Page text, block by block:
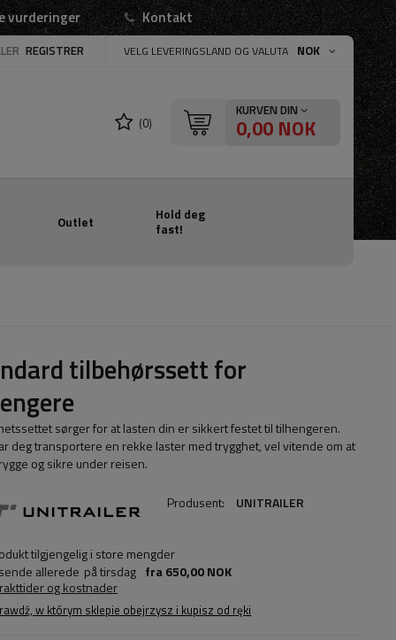
vurderinger Kontakt
REGISTRER VELG LEVERINGSLAND OG VALUTA NOK
(0)
KURVEN DIN
0,00 NOK
Outlet
Hold deg
fast!
tilbehørssett for
sørger for at lasten din er sikkert festet til tilhengeren.
deg transportere en rekke laster med trygghet, vel vitende om at
og sikre under reisen.
Produsent: UNITRAILER
tilgjengelig i store mengder
allerede på tirsdag fra650,00 NOK
og kostnader
w którym sklepie obejrzysz i kupisz od ręki